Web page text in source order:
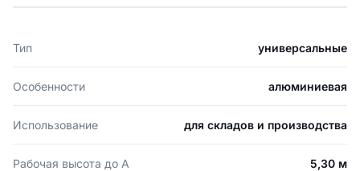
Тип универсальные
Особенности алюминиевая
Использование для складов и производства
Рабочая высота до А 5,30 м